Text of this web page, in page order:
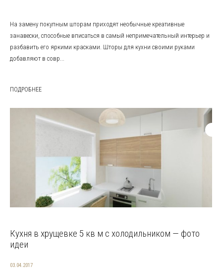
На замену покупным шторам приходят необычные креативные
занавески, способные вписаться в самый непримечательный интерьер и
разбавить его яркими красками. Шторы для кухни своими руками
добавляют в совр...
ПОДРОБНЕЕ
Кухня в хрущевке 5 кв м с холодильником — фото
идеи
03.04.2017